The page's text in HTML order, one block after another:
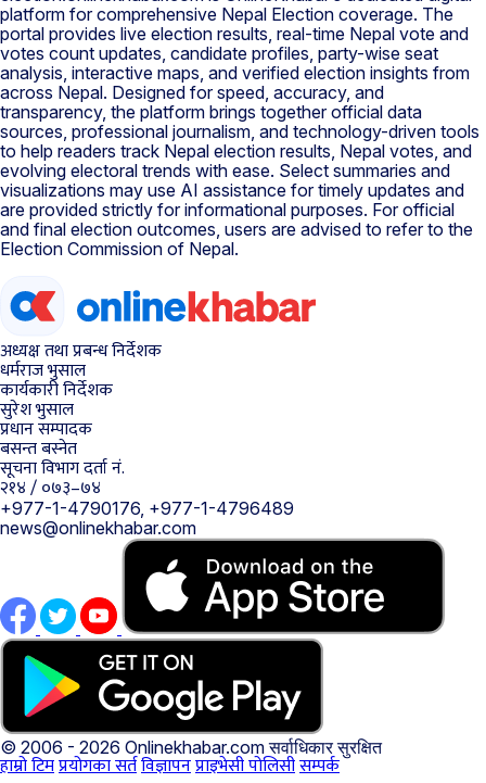
platform for comprehensive Nepal Election coverage. The
portal provides live election results, real-time Nepal vote and
votes count updates, candidate profiles, party-wise seat
analysis, interactive maps, and verified election insights from
across Nepal. Designed for speed, accuracy, and
transparency, the platform brings together official data
sources, professional journalism, and technology-driven tools
to help readers track Nepal election results, Nepal votes, and
evolving electoral trends with ease. Select summaries and
visualizations may use AI assistance for timely updates and
are provided strictly for informational purposes. For official
and final election outcomes, users are advised to refer to the
Election Commission of Nepal.
अध्यक्ष तथा प्रबन्ध निर्देशक
धर्मराज भुसाल
कार्यकारी निर्देशक
सुरेश भुसाल
प्रधान सम्पादक
बसन्त बस्नेत
सूचना विभाग दर्ता नं.
२१४ / ०७३–७४
+977-1-4790176, +977-1-4796489
news@onlinekhabar.com
© 2006 - 2026 Onlinekhabar.comसर्वाधिकार सुरक्षित
हाम्रो टिमप्रयोगका सर्तविज्ञापनप्राइभेसी पोलिसीसम्पर्क